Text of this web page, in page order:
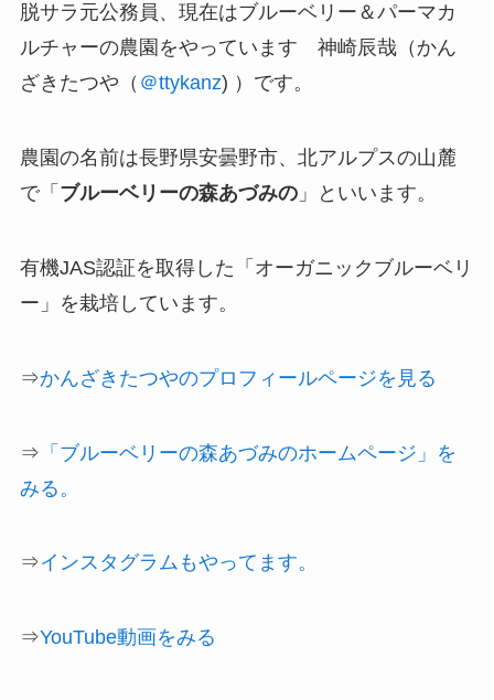
脱サラ元公務員、現在はブルーベリー＆パーマカ
ルチャーの農園 をやっています 神崎辰哉（かん
ざきたつや（ ＠ttykanz) ）です。
農園の名前は長野県安曇野市、北アルプスの山麓
で「 ブルーベリーの森あづみの」といいます。
有機JAS認証を取得した「オーガニックブルーベリ
ー」を栽培しています。
⇒かんざきたつやのプロフィールページを見る
⇒ 「ブルーベリーの森あづみのホームページ」を
みる。
⇒インスタグラムもやってます。
⇒YouTube動画をみる